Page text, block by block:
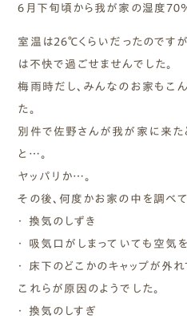
まずは相談する[無料]
モデルハウスを見る
６月下旬頃から我が家の湿度７０
室温は２６℃くらいだったのです
は不快で過ごせませんでした。
梅雨時だし、みんなのお家もこ
た。
別件で佐野さんが我が家に来た
と…。
ヤッパリか…。
その後、何度かお家の中を調べて
・ 換気のしずき
・ 吸気口がしまっていても空気
・ 床下のどこかのキャップが外れ
これらが原因のようでした。
・ 換気のしすぎ